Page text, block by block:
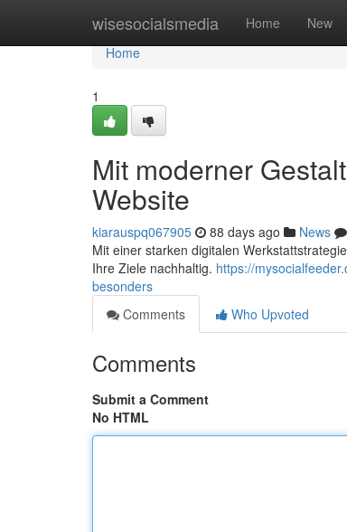
wisesocialsmedia Home New
Home
Home
1
Mit moderner
Website
kiarauspq067905 88 days ago News
Mit einer starken digitalen
Ihre Ziele nachhaltig. https://
besonders
Comments
Who Upvoted
Comments
Submit a Comment
No HTML